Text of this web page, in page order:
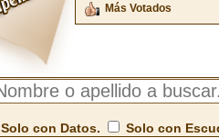
Más Votados
Solo con Datos. Solo con